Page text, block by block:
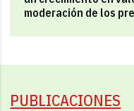
moderación de los
PUBLICACIONES